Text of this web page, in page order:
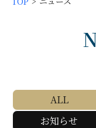
ALL
お知らせ